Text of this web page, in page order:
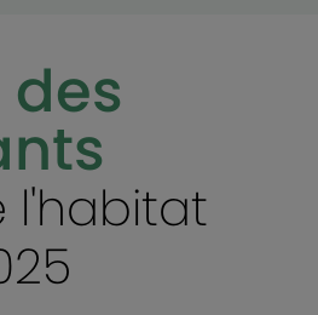
des
l'habitat